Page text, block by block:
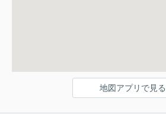
地図アプリで見る